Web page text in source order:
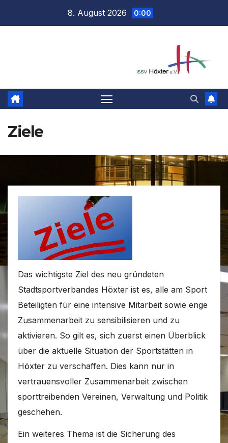
8. August 2026 0:00
Ziele
Das wichtigste Ziel des neu gründeten
Stadtsportverbandes Höxter ist es, alle am Sport
Beteiligten für eine intensive Mitarbeit sowie enge
Zusammenarbeit zu sensibilisieren und zu
aktivieren. So gilt es, sich zuerst einen Überblick
über die aktuelle Situation der Sportstätten in
Höxter zu verschaffen. Dies kann nur in
vertrauensvoller Zusammenarbeit zwischen
sporttreibenden Vereinen, Verwaltung und Politik
geschehen.
Ein weiteres Thema ist die Sicherung des